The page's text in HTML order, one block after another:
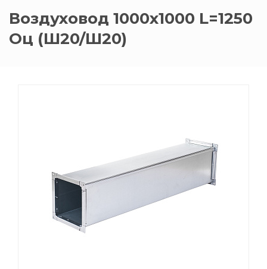
Воздуховод 1000х1000 L=1250
Оц (Ш20/Ш20)